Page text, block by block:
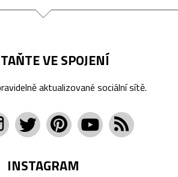
VE SPOJENÍ
aktualizované sociální sítě.
INSTAGRAM